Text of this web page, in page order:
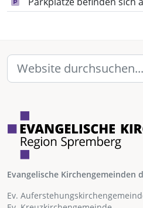
Evangelische Kirchengemeinden
Ev.